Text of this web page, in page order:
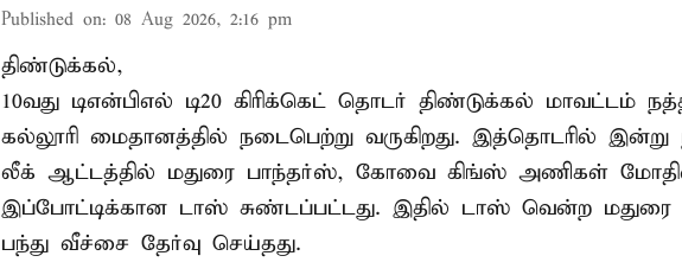
Published on: 08 Aug 2026, 2:16 pm
திண்டுக்கல்,
10வது டிஎன்பிஎல் டி20 கிரிக்கெட் தொடர் திண்டுக்கல் மாவட்டம்
கல்லூரி மைதானத்தில் நடைபெற்று வருகிறது. இத்தொடரில்
லீக் ஆட்டத்தில் மதுரை பாந்தர்ஸ், கோவை கிங்ஸ் அணிகள்
இப்போட்டிக்கான டாஸ் சுண்டப்பட்டது. இதில் டாஸ் வென்ற மதுரை
பந்து வீச்சை தேர்வு செய்தது.